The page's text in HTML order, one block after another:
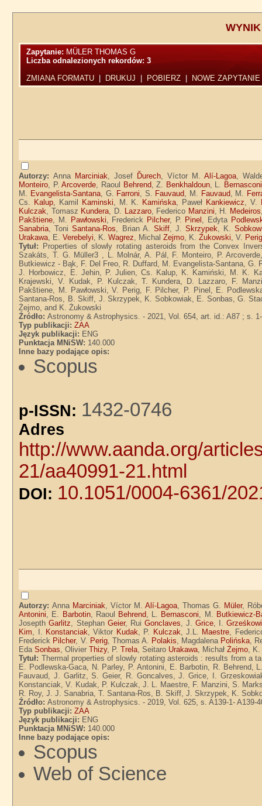
Zapytanie: MÜLER THOMAS G
Liczba odnalezionych rekordów:3
ZMIANA FORMATU
DRUKUJ POBIERZ NOWE ZAPYTANIE
Autorzy:Anna Marciniak, Josef Ďurech, Víctor M.Alí-Lagoa,
Monteiro, P.Arcoverde, Raoul Behrend, Z. Benkhaldoun, L. Bernasconi
M. Evangelista-Santana, G. Farroni, S. Fauvaud, M. Fauvaud, M.
Cs. Kalup, Kamil Kaminski, M. K. Kamińska, Paweł Kankiewicz, V.
Kulczak, Tomasz Kundera, D. Lazzaro, Federico Manzini, H. Medeiros
Pakštiene, M. Pawłowski, Frederick Pilcher, P. Pinel , Edyta
Sanabria, ToniSantana-Ros, Brian A. Skiff, J. Skrzypek, K.
Urakawa, E.Verebelyi, K.Wagrez, MichalZejmo, K.Żukowski, V.
Tytuł:
Properties of slowly rotating asteroids from the Convex
Szakáts, T. G. Müller3 , L. Molnár, A. Pál, F. Monteiro, P.
Butkiewicz - Bąk, F. Del Freo, R. Duffard, M. Evangelista-Santana,
J. Horbowicz, E. Jehin, P. Julien, Cs. Kalup, K. Kamiński, M. K.
Krajewski, V. Kudak, P. Kulczak, T. Kundera, D. Lazzaro, F.
Pakštiene, M. Pawłowski, V. Perig, F. Pilcher, P. Pinel, E.
Santana-Ros, B. Skiff, J. Skrzypek, K. Sobkowiak, E. Sonbas, G.
Żejmo, and K. Żukowski
Źródło:Astronomy & Astrophysics. - 2021, Vol. 654, art. id.: A87 ; s.
Typ publikacji:ZAA
Język publikacji: ENG
Punktacja MNiSW: 140.000
Inne bazy podające opis:
Scopus
p-ISSN: 1432-0746
http://www.aanda.org/
21/aa40991-21.html
DOI: 10.1051/0004-6361/
Autorzy:Anna Marciniak, Víctor M. Alí-Lagoa, Thomas G. Müler,
Antonini, E. Barbotin, Raoul Behrend, L. Bernasconi, M. Butkiewicz-
JosepthGarlitz, Stephan Geier, Rui Gonclaves, J.Grice, I.
Kim, I. Konstanciak, Viktor Kudak, P. Kulczak, J.L. Maestre,
Frederick Pilcher, V. Perig, Thomas A. Polakis, Magdalena Polińska,
EdaSonbas, OlivierThizy, P.Trela, Seitaro Urakawa, MichałŻejmo,
Tytuł: Thermal properties of slowly rotating asteroids : results from a
E. Podlewska-Gaca, N. Parley, P. Antonini, E. Barbotin, R.
Fauvaud, J. Garlitz, S. Geier, R. Goncalves, J. Grice, I.
Konstanciak, V. Kudak, P. Kulczak, J. L. Maestre, F. Manzini, S.
R. Roy, J. J. Sanabria, T. Santana-Ros, B. Skiff, J. Skrzypek, K.
Źródło:Astronomy & Astrophysics. - 2019, Vol. 625, s. A139-1- A139-
Typ publikacji:ZAA
Język publikacji: ENG
Punktacja MNiSW: 140.000
Inne bazy podające opis:
Scopus
Web of Science